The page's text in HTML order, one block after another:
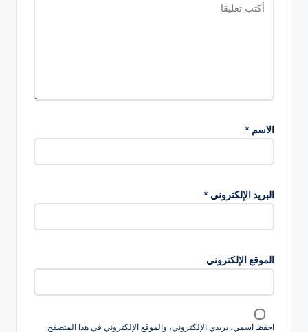
الاسم *
البريد الإلكتروني *
الموقع الإلكتروني
احفظ اسمي، بريدي الإلكتروني، والموقع الإلكتروني في هذا المتصفح